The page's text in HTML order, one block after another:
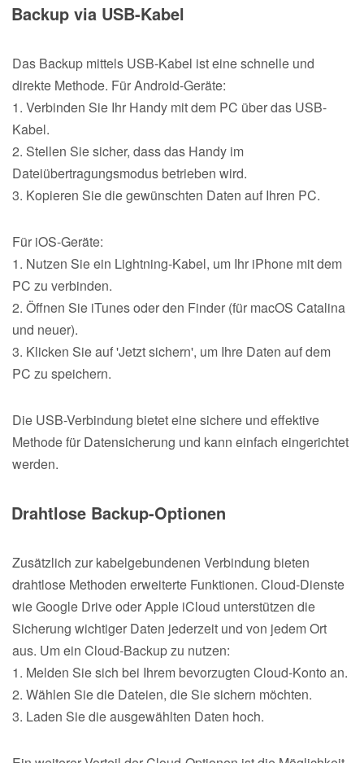
Backup via USB-Kabel
Das Backup mittels USB-Kabel ist eine schnelle und
direkte Methode. Für Android-Geräte:
1. Verbinden Sie Ihr Handy mit dem PC über das USB-
Kabel.
2. Stellen Sie sicher, dass das Handy im
Dateiübertragungsmodus betrieben wird.
3. Kopieren Sie die gewünschten Daten auf Ihren PC.
Für iOS-Geräte:
1. Nutzen Sie ein Lightning-Kabel, um Ihr iPhone mit dem
PC zu verbinden.
2. Öffnen Sie iTunes oder den Finder (für macOS Catalina
und neuer).
3. Klicken Sie auf 'Jetzt sichern', um Ihre Daten auf dem
PC zu speichern.
Die USB-Verbindung bietet eine sichere und effektive
Methode für Datensicherung und kann einfach eingerichtet
werden.
Drahtlose Backup-Optionen
Zusätzlich zur kabelgebundenen Verbindung bieten
drahtlose Methoden erweiterte Funktionen. Cloud-Dienste
wie Google Drive oder Apple iCloud unterstützen die
Sicherung wichtiger Daten jederzeit und von jedem Ort
aus. Um ein Cloud-Backup zu nutzen:
1. Melden Sie sich bei Ihrem bevorzugten Cloud-Konto an.
2. Wählen Sie die Dateien, die Sie sichern möchten.
3. Laden Sie die ausgewählten Daten hoch.